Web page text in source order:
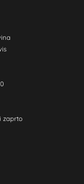
zaprto